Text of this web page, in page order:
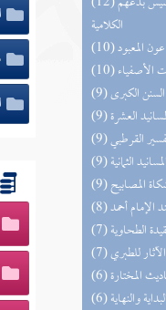
الكلامية
(10) عون المعبود
الأصفياء
السنن الكبرى
العشرة
تفسير القرطبي
الثمانية
المصابيح
الإمام أحمد
الطحاوية
للطبري
المختارة
(6) البداية والنهاية